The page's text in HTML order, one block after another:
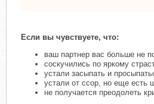
Если вы чувствуете, что:
ваш партнер вас больше не
соскучились по яркому
устали засыпать и
устали от ссор, но еще есть
не получается преодолеть